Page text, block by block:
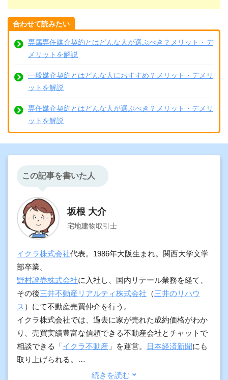
合わせて読みたい
専属専任媒介契約とはどんな人が選ぶべき？メリット・デ
メリットを解説
一般媒介契約とはどんな人におすすめ？メリット・デメリ
ットを解説
専任媒介契約とはどんな人が選ぶべき？メリット・デメリ
ットを解説
この記事を書いた人
坂根 大介
宅地建物取引士
イクラ株式会社代表。1986年大阪生まれ。関西大学文学
部卒業。
野村證券株式会社に入社し、国内リテール業務を経て、
その後三井不動産リアルティ株式会社 （三井のリハウ
ス ）にて不動産売買仲介を行う。
イクラ株式会社では、過去に家が売れた成約価格がわか
り、売買実績豊富な信頼できる不動産会社とチャットで
相談できる「イクラ不動産 」を運営。 日本経済新聞にも
取り上げられる。
加えて、契約実務や物件調査の経験をもとに、プロ向け